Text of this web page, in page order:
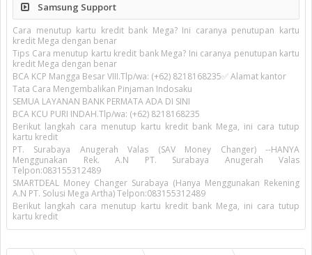
Samsung Support
Cara menutup kartu kredit bank Mega? Ini caranya penutupan kartu
kredit Mega dengan benar
Tips Cara menutup kartu kredit bank Mega? Ini caranya penutupan kartu
kredit Mega dengan benar
BCA KCP Mangga Besar VIII.Tlp/wa: (+62) 8218168235✅ Alamat kantor
Tata Cara Mengembalikan Pinjaman Indosaku
SEMUA LAYANAN BANK PERMATA ADA DI SINI
BCA KCU PURI INDAH.Tlp/wa: (+62) 8218168235
Berikut langkah cara menutup kartu kredit bank Mega, ini cara tutup
kartu kredit
PT. Surabaya Anugerah Valas (SAV Money Changer) --HANYA
Menggunakan Rek. A.N PT. Surabaya Anugerah Valas
Telpon:083155312489
SMARTDEAL Money Changer Surabaya (Hanya Menggunakan Rekening
A.N PT. Solusi Mega Artha) Telpon:083155312489
Berikut langkah cara menutup kartu kredit bank Mega, ini cara tutup
kartu kredit